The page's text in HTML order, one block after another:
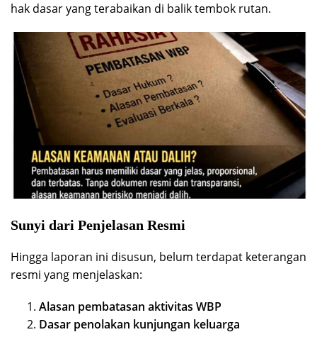
hak dasar yang terabaikan di balik tembok rutan.
Sunyi dari Penjelasan Resmi
Hingga laporan ini disusun, belum terdapat keterangan
resmi yang menjelaskan:
Alasan pembatasan aktivitas WBP
Dasar penolakan kunjungan keluarga